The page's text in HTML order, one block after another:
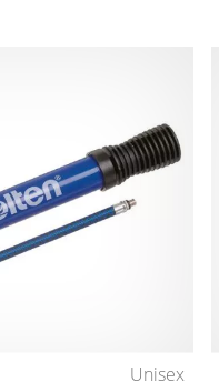
Unisex